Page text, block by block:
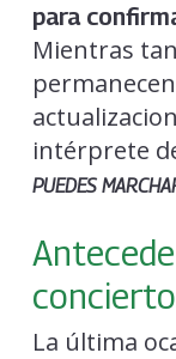
para
Mientras
intérprete
PUEDES
La última